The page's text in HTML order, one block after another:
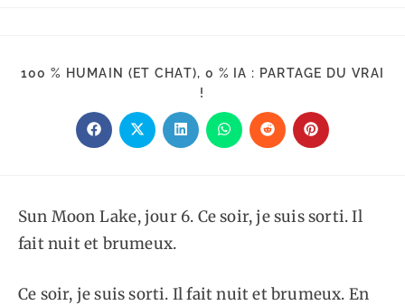
100 % HUMAIN (ET CHAT), 0 % IA : PARTAGE DU VRAI
!
CE
CONTENU
Ouvrir
dans
Ouvrir
dans
Ouvrir
dans
Ouvrir
dans
Ouvrir
dans
Ouvrir
dans
Sun Moon Lake, jour 6. Ce soir, je suis sorti. Il
fait nuit et brumeux.
Ce soir, je suis sorti. Il fait nuit et brumeux. En